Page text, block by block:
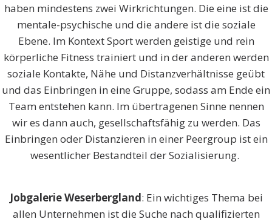
haben mindestens zwei Wirkrichtungen. Die eine ist die
mentale-psychische und die andere ist die soziale
Ebene. Im Kontext Sport werden geistige und rein
körperliche Fitness trainiert und in der anderen werden
soziale Kontakte, Nähe und Distanzverhältnisse geübt
und das Einbringen in eine Gruppe, sodass am Ende ein
Team entstehen kann. Im übertragenen Sinne nennen
wir es dann auch, gesellschaftsfähig zu werden. Das
Einbringen oder Distanzieren in einer Peergroup ist ein
wesentlicher Bestandteil der Sozialisierung.
Jobgalerie Weserbergland: Ein wichtiges Thema bei
allen Unternehmen ist die Suche nach qualifizierten